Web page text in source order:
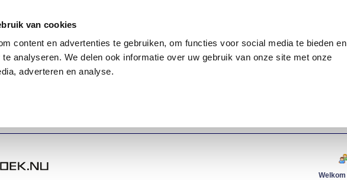
van cookies
content en advertenties te gebruiken, om functies voor social media te bieden en
analyseren. We delen ook informatie over uw gebruik van onze site met onze
adverteren en analyse.
Welkom